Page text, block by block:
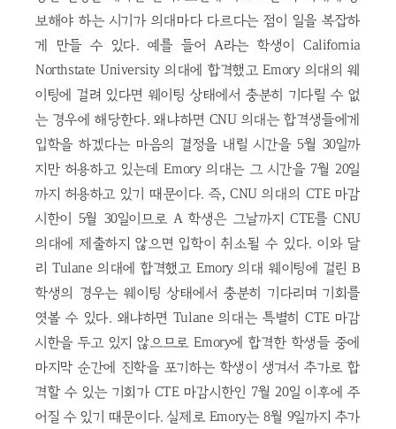
보해야 하는 시기가 의대마다 다르다는 점이 일을 복잡하
게 만들 수 있다. 예를 들어 A라는 학생이 California
Northstate University 의대에 합격했고 Emory 의대의 웨
이팅에 걸려 있다면 웨이팅 상태에서 충분히 기다릴 수 없
는 경우에 해당한다. 왜냐하면 CNU 의대는 합격생들에게
입학을 하겠다는 마음의 결정을 내릴 시간을 5월 30일까
지만 허용하고 있는데 Emory 의대는 그 시간을 7월 20일
까지 허용하고 있기 때문이다. 즉, CNU 의대의 CTE 마감
시한이 5월 30일이므로 A 학생은 그날까지 CTE를 CNU
의대에 제출하지 않으면 입학이 취소될 수 있다. 이와 달
리 Tulane 의대에 합격했고 Emory 의대 웨이팅에 걸린 B
학생의 경우는 웨이팅 상태에서 충분히 기다리며 기회를
엿볼 수 있다. 왜냐하면 Tulane 의대는 특별히 CTE 마감
시한을 두고 있지 않으므로 Emory에 합격한 학생들 중에
마지막 순간에 진학을 포기하는 학생이 생겨서 추가로 합
격할 수 있는 기회가 CTE 마감시한인 7월 20일 이후에 주
어질 수 있기 때문이다. 실제로 Emory는 8월 9일까지 추가